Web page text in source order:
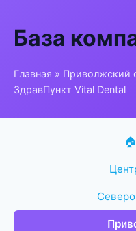
База
Главная » Приволжский
ЗдравПункт Vital Dental